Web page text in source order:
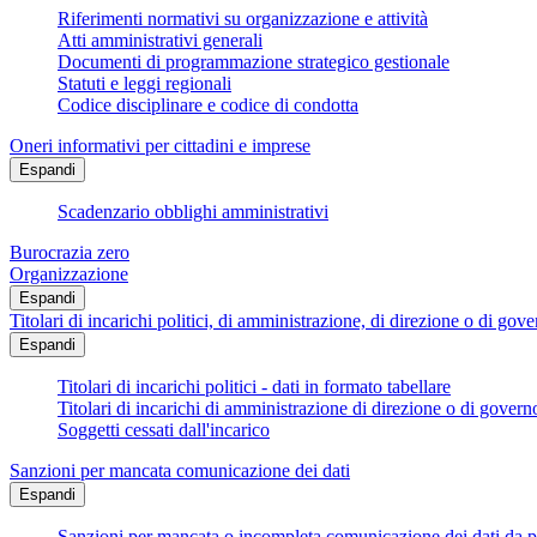
Riferimenti normativi su organizzazione e attività
Atti amministrativi generali
Documenti di programmazione strategico gestionale
Statuti e leggi regionali
Codice disciplinare e codice di condotta
Oneri informativi per cittadini e imprese
Espandi
Scadenzario obblighi amministrativi
Burocrazia zero
Organizzazione
Espandi
Titolari di incarichi politici, di amministrazione, di direzione o di
Espandi
Titolari di incarichi politici - dati in formato tabellare
Titolari di incarichi di amministrazione di direzione o di
Soggetti cessati dall'incarico
Sanzioni per mancata comunicazione dei dati
Espandi